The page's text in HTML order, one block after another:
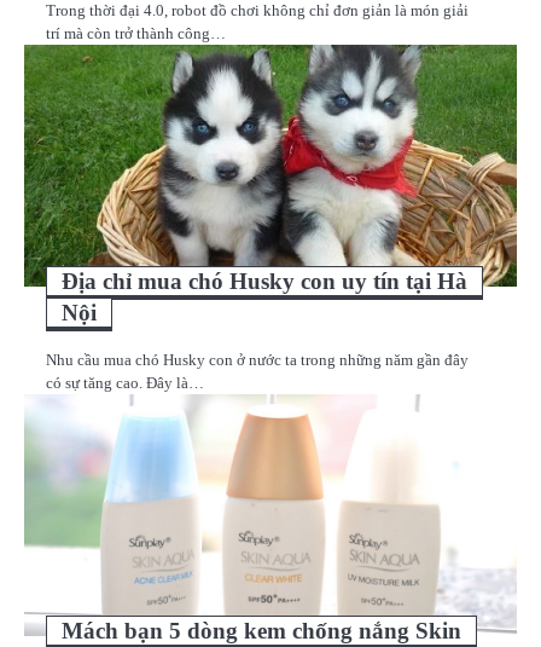
Trong thời đại 4.0, robot đồ chơi không chỉ đơn giản là món giải
trí mà còn trở thành công…
Địa chỉ mua chó Husky con uy tín tại Hà
Nội
Nhu cầu mua chó Husky con ở nước ta trong những năm gần đây
có sự tăng cao. Đây là…
Mách bạn 5 dòng kem chống nắng Skin